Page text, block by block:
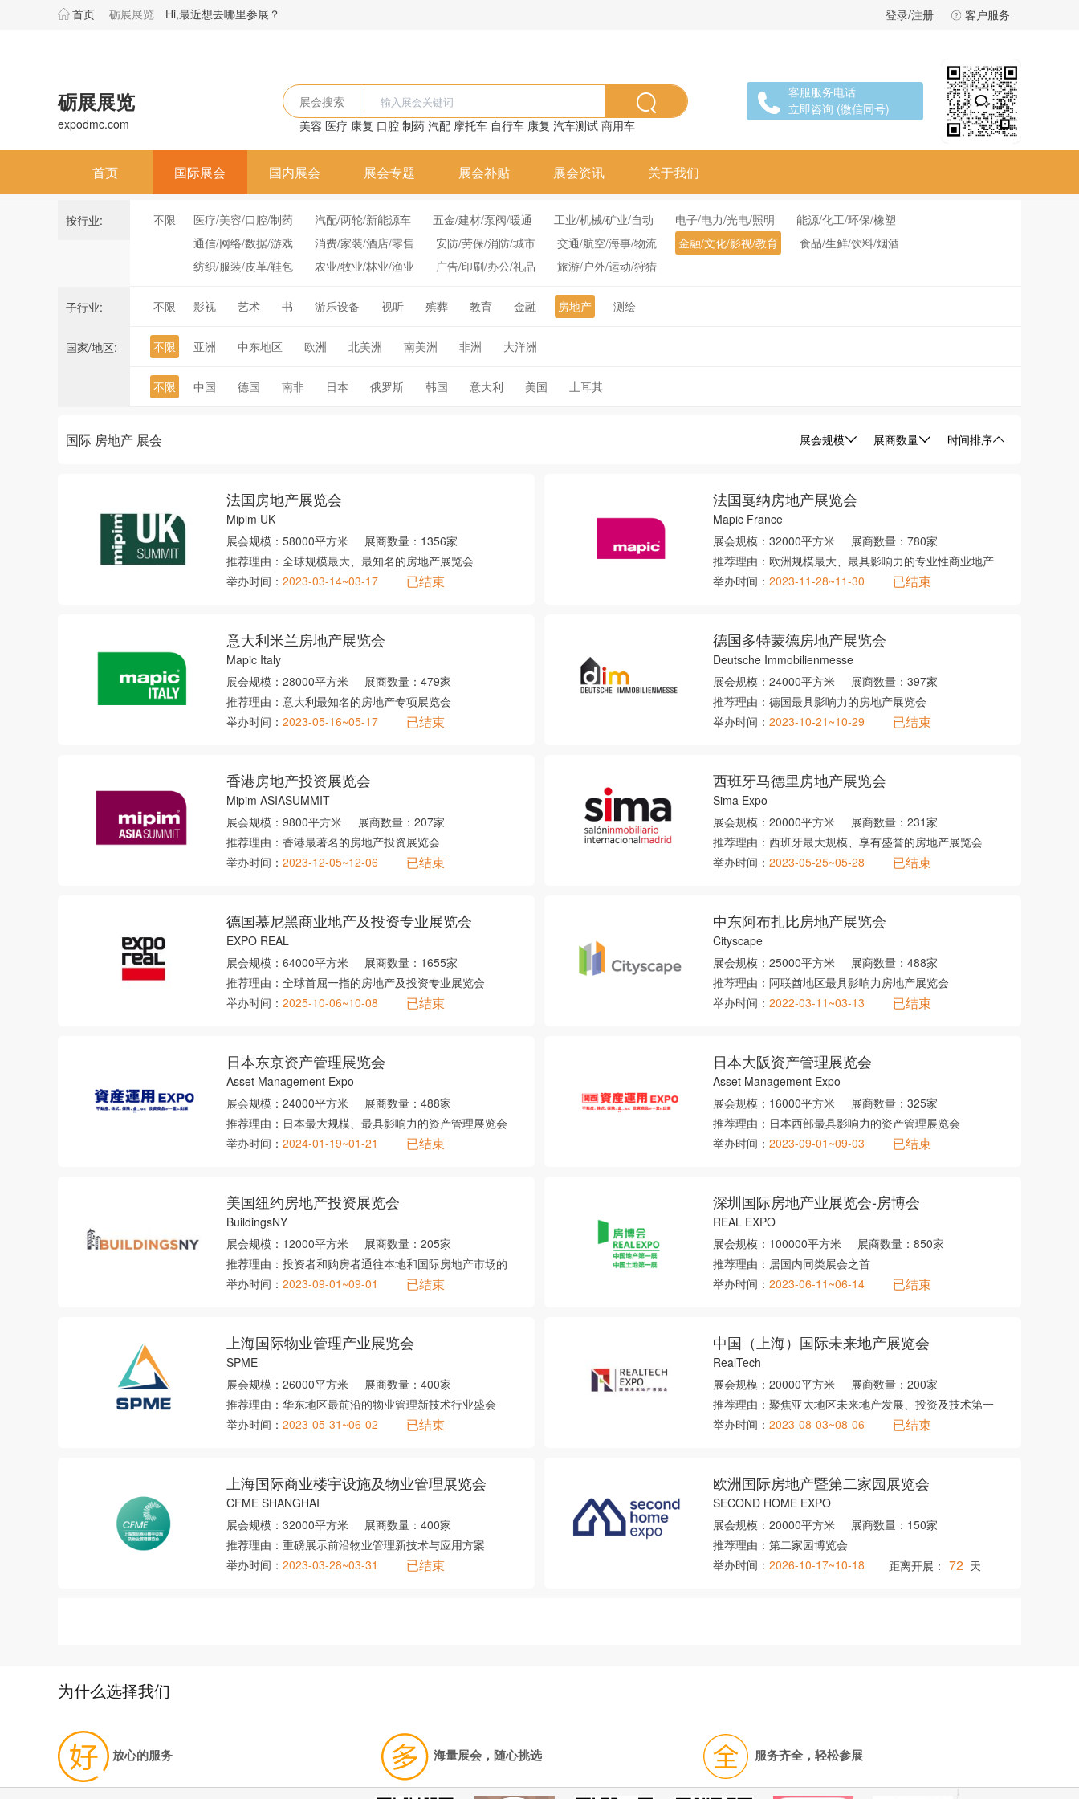
首页 砺展展览 Hi,最近想去哪里参展？ 登录/注册 客户服务
砺展展览
expodmc.com
展会搜索
美容 医疗 康复 口腔 制药 汽配 摩托车 自行车 康复 汽车测试 商用车
客服服务电话
立即咨询 (微信同号)
首页 国际展会 国内展会 展会专题 展会补贴 展会资讯 关于我们
按行业: 不限 医疗/美容/口腔/制药 汽配/两轮/新能源车 五金/建材/泵阀/暖通 工业/机械/矿业/自动 电子/电力/光电/照明
能源/化工/环保/橡塑
通信/网络/数据/游戏
消费/家装/酒店/零售 安防/劳保/消防/城市 交通/航空/海事/物流 金融/文化/影视/教育
食品/生鲜/饮料/烟酒
纺织/服装/皮革/鞋包
农业/牧业/林业/渔业 广告/印刷/办公/礼品 旅游/户外/运动/狩猎
子行业: 不限 影视 艺术 书 游乐设备 视听 殡葬 教育 金融 房地产 测绘
国家/地区: 不限 亚洲 中东地区 欧洲 北美洲 南美洲 非洲 大洋洲
不限 中国 德国 南非 日本 俄罗斯 韩国 意大利 美国 土耳其
国际 房地产 展会 展会规模 展商数量 时间排序
法国房地产展览会
Mipim UK
展会规模： 58000平方米 展商数量： 1356家
推荐理由： 全球规模最大、最知名的房地产展览会
举办时间： 2023-03-14~03-17 已结束
法国戛纳房地产展览会
Mapic France
展会规模： 32000平方米 展商数量： 780家
推荐理由： 欧洲规模最大、最具影响力的专业性商业地产
举办时间： 2023-11-28~11-30 已结束
意大利米兰房地产展览会
Mapic Italy
展会规模： 28000平方米 展商数量： 479家
推荐理由： 意大利最知名的房地产专项展览会
举办时间： 2023-05-16~05-17 已结束
德国多特蒙德房地产展览会
Deutsche Immobilienmesse
展会规模： 24000平方米 展商数量： 397家
推荐理由： 德国最具影响力的房地产展览会
举办时间： 2023-10-21~10-29 已结束
香港房地产投资展览会
Mipim ASIASUMMIT
展会规模： 9800平方米 展商数量： 207家
推荐理由： 香港最著名的房地产投资展览会
举办时间： 2023-12-05~12-06 已结束
西班牙马德里房地产展览会
Sima Expo
展会规模： 20000平方米 展商数量： 231家
推荐理由： 西班牙最大规模、享有盛誉的房地产展览会
举办时间： 2023-05-25~05-28 已结束
德国慕尼黑商业地产及投资专业展览会
EXPO REAL
展会规模： 64000平方米 展商数量： 1655家
推荐理由： 全球首屈一指的房地产及投资专业展览会
举办时间： 2025-10-06~10-08 已结束
中东阿布扎比房地产展览会
Cityscape
展会规模： 25000平方米 展商数量： 488家
推荐理由： 阿联酋地区最具影响力房地产展览会
举办时间： 2022-03-11~03-13 已结束
日本东京资产管理展览会
Asset Management Expo
展会规模： 24000平方米 展商数量： 488家
推荐理由： 日本最大规模、最具影响力的资产管理展览会
举办时间： 2024-01-19~01-21 已结束
日本大阪资产管理展览会
Asset Management Expo
展会规模： 16000平方米 展商数量： 325家
推荐理由： 日本西部最具影响力的资产管理展览会
举办时间： 2023-09-01~09-03 已结束
美国纽约房地产投资展览会
BuildingsNY
展会规模： 12000平方米 展商数量： 205家
推荐理由： 投资者和购房者通往本地和国际房地产市场的
举办时间： 2023-09-01~09-01 已结束
深圳国际房地产业展览会-房博会
REAL EXPO
展会规模： 100000平方米 展商数量： 850家
推荐理由： 居国内同类展会之首
举办时间： 2023-06-11~06-14 已结束
上海国际物业管理产业展览会
SPME
展会规模： 26000平方米 展商数量： 400家
推荐理由： 华东地区最前沿的物业管理新技术行业盛会
举办时间： 2023-05-31~06-02 已结束
中国（上海）国际未来地产展览会
RealTech
展会规模： 20000平方米 展商数量： 200家
推荐理由： 聚焦亚太地区未来地产发展、投资及技术第一
举办时间： 2023-08-03~08-06 已结束
上海国际商业楼宇设施及物业管理展览会
CFME SHANGHAI
展会规模： 32000平方米 展商数量： 400家
推荐理由： 重磅展示前沿物业管理新技术与应用方案
举办时间： 2023-03-28~03-31 已结束
欧洲国际房地产暨第二家园展览会
SECOND HOME EXPO
展会规模： 20000平方米 展商数量： 150家
推荐理由： 第二家园博览会
举办时间： 2026-10-17~10-18 距离开展： 72 天
为什么选择我们
放心的服务 海量展会，随心挑选 服务齐全，轻松参展